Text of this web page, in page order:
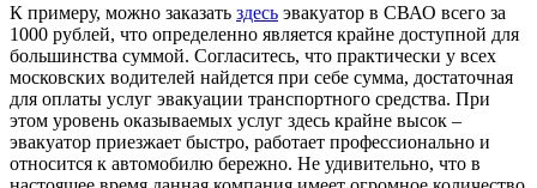
К примеру, можно заказать здесь эвакуатор в СВАО всего за
1000 рублей, что определенно является крайне доступной для
большинства суммой. Согласитесь, что практически у всех
московских водителей найдется при себе сумма, достаточная
для оплаты услуг эвакуации транспортного средства. При
этом уровень оказываемых услуг здесь крайне высок –
эвакуатор приезжает быстро, работает профессионально и
относится к автомобилю бережно. Не удивительно, что в